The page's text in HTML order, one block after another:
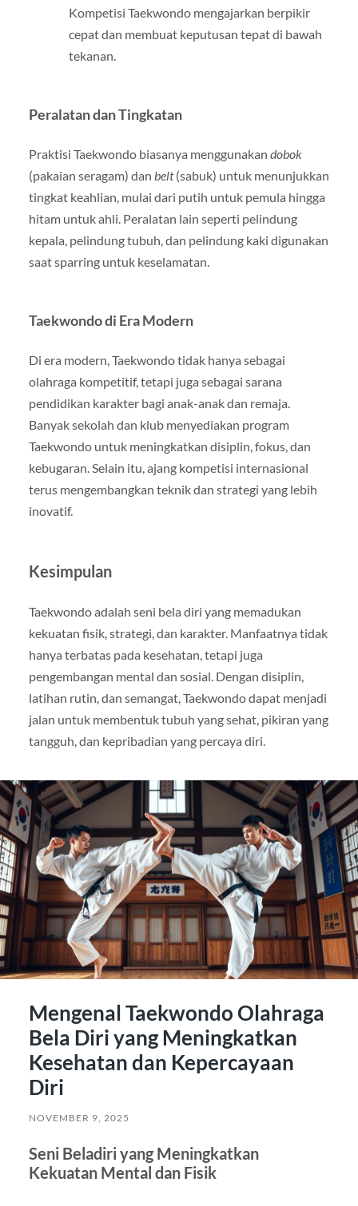
Kompetisi Taekwondo mengajarkan berpikir
cepat dan membuat keputusan tepat di bawah
tekanan.
Peralatan dan Tingkatan
Praktisi Taekwondo biasanya menggunakan dobok
(pakaian seragam) dan belt(sabuk) untuk menunjukkan
tingkat keahlian, mulai dari putih untuk pemula hingga
hitam untuk ahli. Peralatan lain seperti pelindung
kepala, pelindung tubuh, dan pelindung kaki digunakan
saat sparring untuk keselamatan.
Taekwondo di Era Modern
Di era modern, Taekwondo tidak hanya sebagai
olahraga kompetitif, tetapi juga sebagai sarana
pendidikan karakter bagi anak-anak dan remaja.
Banyak sekolah dan klub menyediakan program
Taekwondo untuk meningkatkan disiplin, fokus, dan
kebugaran. Selain itu, ajang kompetisi internasional
terus mengembangkan teknik dan strategi yang lebih
inovatif.
Kesimpulan
Taekwondo adalah seni bela diri yang memadukan
kekuatan fisik, strategi, dan karakter. Manfaatnya tidak
hanya terbatas pada kesehatan, tetapi juga
pengembangan mental dan sosial. Dengan disiplin,
latihan rutin, dan semangat, Taekwondo dapat menjadi
jalan untuk membentuk tubuh yang sehat, pikiran yang
tangguh, dan kepribadian yang percaya diri.
Mengenal Taekwondo Olahraga
Bela Diri yang Meningkatkan
Kesehatan dan Kepercayaan
Diri
NOVEMBER 9, 2025
Seni Beladiri yang Meningkatkan
Kekuatan Mental dan Fisik